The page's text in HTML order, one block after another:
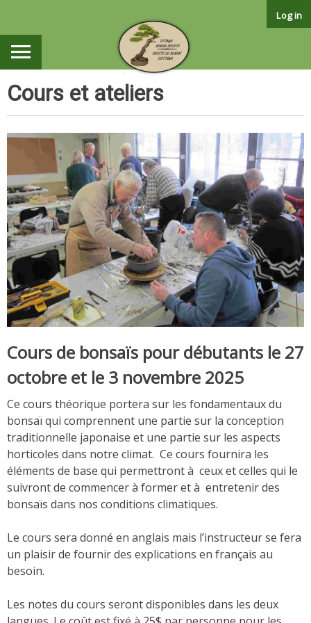
Log in
Cours et ateliers
Cours de bonsaïs pour débutants le 27
octobre et le 3 novembre 2025
Ce cours théorique portera sur les fondamentaux du
bonsaï qui comprennent une partie sur la conception
traditionnelle japonaise et une partie sur les aspects
horticoles dans notre climat. Ce cours fournira les
éléments de base qui permettront à ceux et celles qui le
suivront de commencer à former et à entretenir des
bonsaïs dans nos conditions climatiques.
Le cours sera donné en anglais mais l’instructeur se fera
un plaisir de fournir des explications en français au
besoin.
Les notes du cours seront disponibles dans les deux